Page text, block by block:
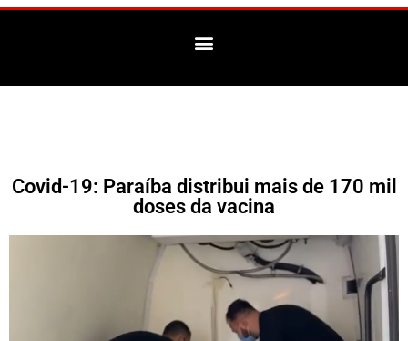
Covid-19: Paraíba distribui mais de 170 mil
doses da vacina